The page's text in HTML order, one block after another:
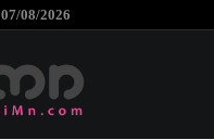
07/08/2026